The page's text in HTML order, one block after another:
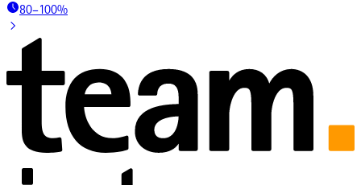
80–100%